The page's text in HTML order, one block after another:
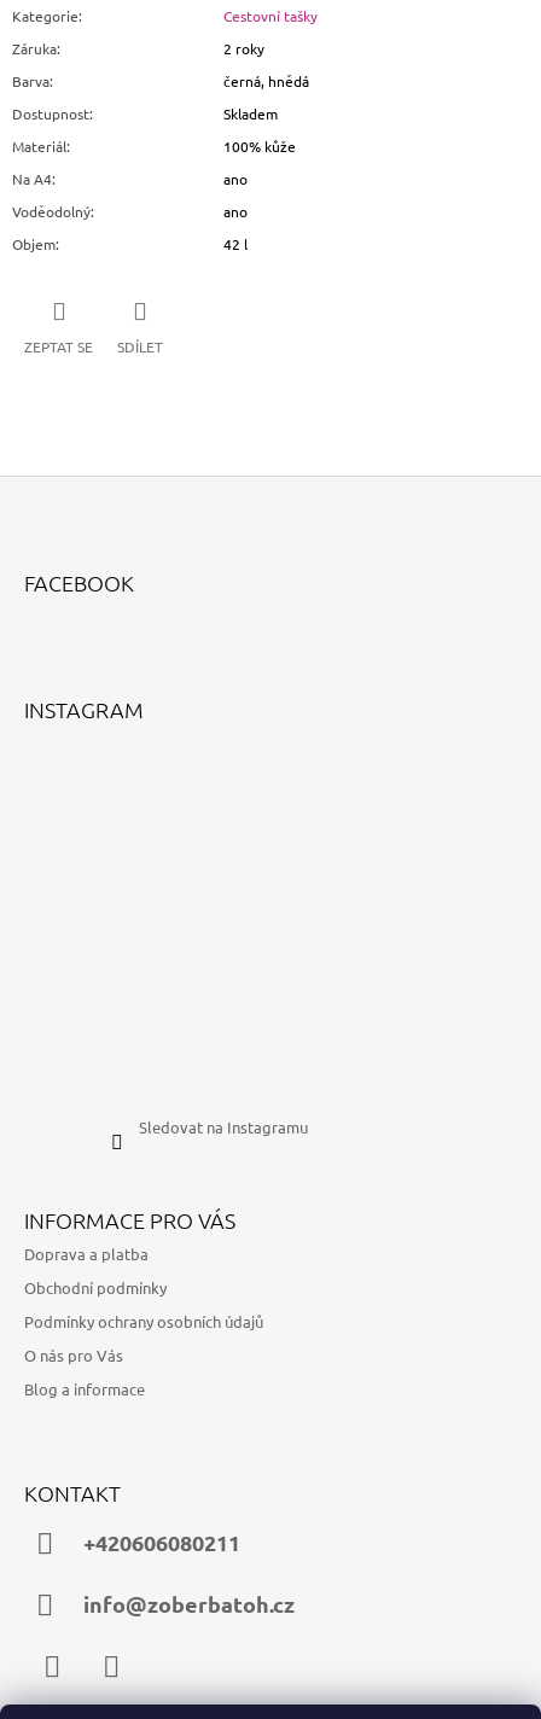
Kategorie:
Cestovní tašky
Záruka:
2 roky
Barva:
černá, hnědá
Dostupnost:
Skladem
Materiál:
100% kůže
Na A4:
ano
Voděodolný:
ano
Objem: 42 l
ZEPTAT SE SDÍLET
FACEBOOK
INSTAGRAM
Sledovat na Instagramu
INFORMACE PRO VÁS
Doprava a platba
Obchodní podmínky
Podmínky ochrany osobních údajů
O nás pro Vás
Blog a informace
KONTAKT
+420606080211
info@zoberbatoh.cz
FacebookInstagram